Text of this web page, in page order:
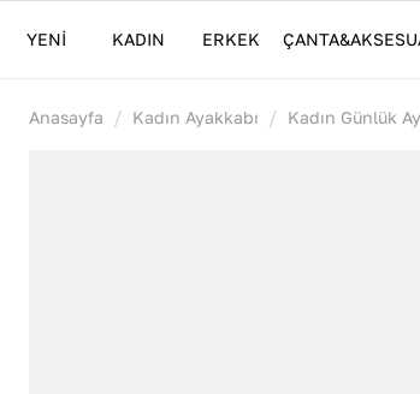
YENİ KADIN ERKEK
Anasayfa / Kadın Ayakkabı / Kadın Günlük